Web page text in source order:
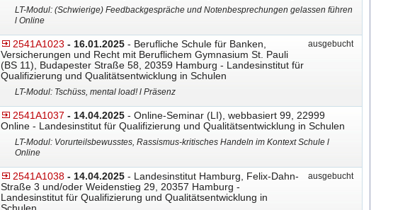
LT-Modul: (Schwierige) Feedbackgespräche und Notenbesprechungen gelassen führen
l Online
2541A1023 - 16.01.2025- Berufliche Schule für Banken,
Versicherungen und Recht mit Beruflichem Gymnasium St. Pauli
(BS 11), Budapester Straße 58, 20359 Hamburg - Landesinstitut für
Qualifizierung und Qualitätsentwicklung in Schulen
ausgebucht
LT-Modul: Tschüss, mental load! l Präsenz
2541A1037 - 14.04.2025- Online-Seminar (LI), webbasiert 99, 22999
Online - Landesinstitut für Qualifizierung und Qualitätsentwicklung in Schulen
LT-Modul: Vorurteilsbewusstes, Rassismus-kritisches Handeln im Kontext Schule l
Online
2541A1038 - 14.04.2025- Landesinstitut Hamburg, Felix-Dahn-
Straße 3 und/oder Weidenstieg 29, 20357 Hamburg -
Landesinstitut für Qualifizierung und Qualitätsentwicklung in
ausgebucht